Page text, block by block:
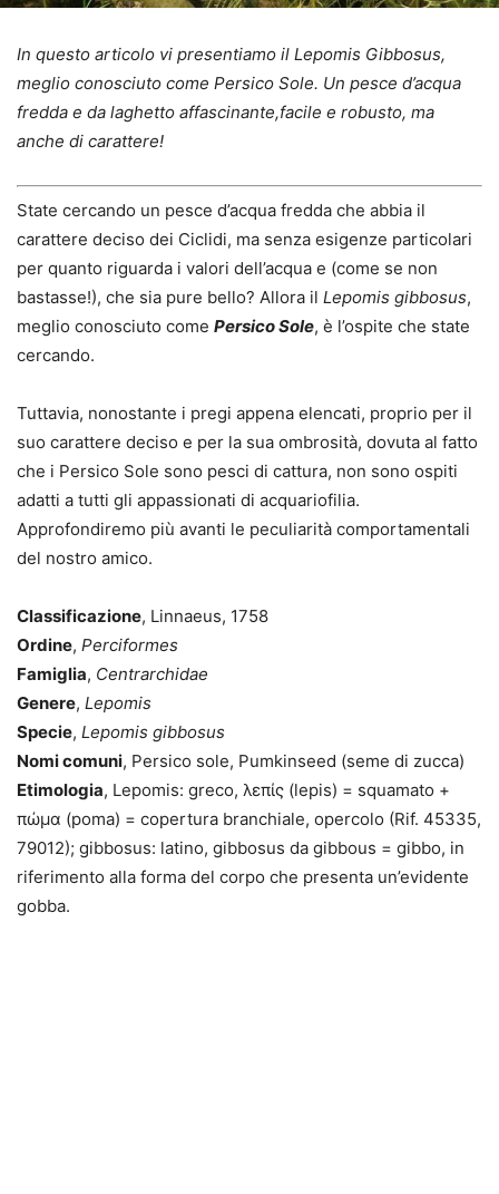
In questo articolo vi presentiamo il Lepomis Gibbosus,
meglio conosciuto come Persico Sole. Un pesce d’acqua
fredda e da laghetto affascinante,facile e robusto, ma
anche di carattere!
State cercando un pesce d’acqua fredda che abbia il
carattere deciso dei Ciclidi, ma senza esigenze particolari
per quanto riguarda i valori dell’acqua e (come se non
bastasse!), che sia pure bello? Allora il Lepomis gibbosus,
meglio conosciuto come Persico Sole, è l’ospite che state
cercando.
Tuttavia, nonostante i pregi appena elencati, proprio per il
suo carattere deciso e per la sua ombrosità, dovuta al fatto
che i Persico Sole sono pesci di cattura, non sono ospiti
adatti a tutti gli appassionati di acquariofilia.
Approfondiremo più avanti le peculiarità comportamentali
del nostro amico.
Classificazione, Linnaeus, 1758
Ordine, Perciformes
Famiglia, Centrarchidae
Genere, Lepomis
Specie, Lepomis gibbosus
Nomi comuni, Persico sole, Pumkinseed (seme di zucca)
Etimologia, Lepomis: greco, λεπίς (lepis) = squamato +
πώμα (poma) = copertura branchiale, opercolo (Rif. 45335,
79012); gibbosus: latino, gibbosus da gibbous = gibbo, in
riferimento alla forma del corpo che presenta un’evidente
gobba.